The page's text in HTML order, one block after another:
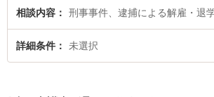
の実績豊富な近くの弁護士を検索したい』『初回相談
避を法律相談できる松江市内の弁護士に相談予約した
者さんにおすすめです。
相談内容 刑事事件、逮捕による解雇・退
詳細条件 未選択